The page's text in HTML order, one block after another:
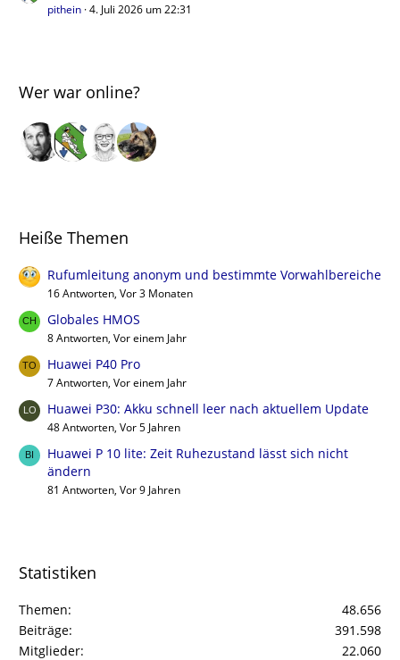
pithein 4. Juli 2026 um 22:31
Wer war online?
Heiße Themen
Rufumleitung anonym und bestimmte Vorwahlbereiche
16 Antworten, Vor 3 Monaten
Globales HMOS
8 Antworten, Vor einem Jahr
Huawei P40 Pro
7 Antworten, Vor einem Jahr
Huawei P30: Akku schnell leer nach aktuellem Update
48 Antworten, Vor 5 Jahren
Huawei P 10 lite: Zeit Ruhezustand lässt sich nicht
ändern
81 Antworten, Vor 9 Jahren
Statistiken
Themen
48.656
Beiträge
391.598
Mitglieder
22.060